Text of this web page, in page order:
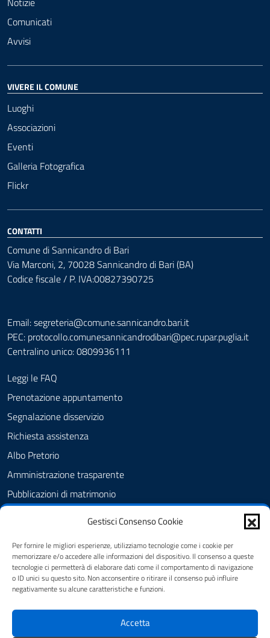
Gestisci Consenso Cookie
Per fornire le migliori esperienze, utilizziamo tecnologie come i cookie per
memorizzare e/o accedere alle informazioni del dispositivo. Il consenso a queste
tecnologie ci permetterà di elaborare dati come il comportamento di navigazione
o ID unici su questo sito. Non acconsentire o ritirare il consenso può influire
negativamente su alcune caratteristiche e funzioni.
Accetta
Comunicati
Avvisi
VIVERE IL COMUNE
Luoghi
Associazioni
Eventi
Galleria Fotografica
Flickr
CONTATTI
Comune di Sannicandro di Bari
Via Marconi, 2, 70028 Sannicandro di Bari (BA)
Codice fiscale / P. IVA:00827390725
Email: segreteria@comune.sannicandro.bari.it
PEC: protocollo.comunesannicandrodibari@pec.rupar.puglia.it
Centralino unico: 0809936111
Leggi le FAQ
Prenotazione appuntamento
Segnalazione disservizio
Richiesta assistenza
Albo Pretorio
Amministrazione trasparente
Pubblicazioni di matrimonio
Dichiarazione di accessibilità
Cookie Policy (UE)
SEGUICI SU